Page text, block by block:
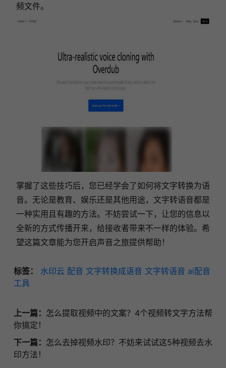
频文件。
掌握了这些技巧后，您已经学会了如何将文字转换为语
音。无论是教育、娱乐还是其他用途，文字转语音都是
一种实用且有趣的方法。不妨尝试一下，让您的信息以
全新的方式传播开来，给接收者带来不一样的体验。希
望这篇文章能为您开启声音之旅提供帮助！
标签： 水印云 配音 文字转换成语音 文字转语音 ai配音
工具
上一篇： 怎么提取视频中的文案？4个视频转文字方法帮
你搞定！
下一篇： 怎么去掉视频水印？不妨来试试这5种视频去水
印方法！